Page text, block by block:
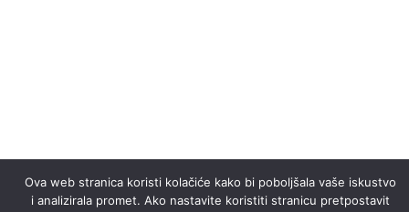
Ova web stranica koristi kolačiće kako bi poboljšala vaše iskustvo
i analizirala promet. Ako nastavite koristiti stranicu pretpostavit